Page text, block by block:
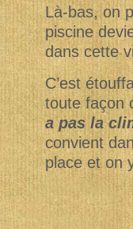
Là-bas, on
piscine
dans cette
C’est
toute façon
a pas la
convient
place et on